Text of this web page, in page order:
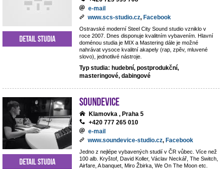
e-mail
www.scs-studio.cz, Facebook
Ostravské moderní Steel City Sound studio vzniklo v
roce 2007. Dnes disponuje kvalitním vybavením. Hlavní
doménou studia je MIX a Mastering dále je možné
nahrávat vysoce kvalitní akapely (rap, zpěv, mluvené
slovo), jednotlivé nástroje.
Typ studia: hudební, postprodukční,
masteringové, dabingové
Detail studia
Soundevice
Klamovka , Praha 5
+420 777 265 010
e-mail
www.soundevice-studio.cz, Facebook
Jedno z nejlépe vybavených studií v ČR vůbec. Více než
100 alb. Kryštof, David Koller, Václav Neckář, The Switch,
Airfare, A banquet, Miro Žbirka, We On The Moon etc.
Detail studia